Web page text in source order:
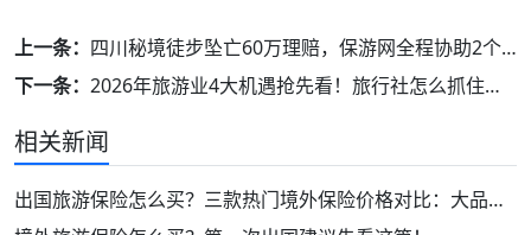
上一条： 四川秘境徒步坠亡60万理赔，保游网全程协助2个工作日内完成赔付！
下一条： 2026年旅游业4大机遇抢先看！旅行社怎么抓住红利又避坑？
相关新闻
出国旅游保险怎么买？三款热门境外保险价格对比：大品牌！保障好！